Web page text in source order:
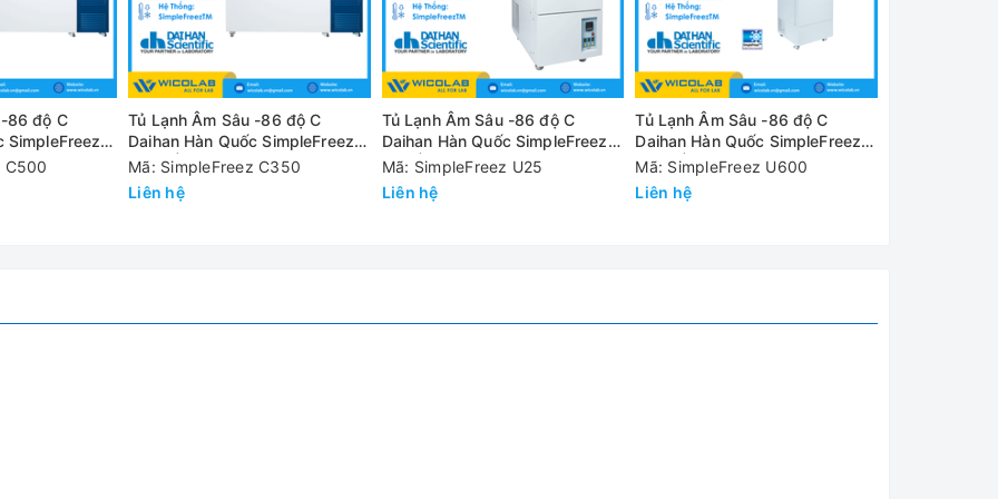
nén
bên trong đảm bảo rã đông xung quanh bề mặt bên ngoài.
động
điều khiển Smart-LabTM)
86 độ C
SimpleFreez
Ngang
C500
Tủ Lạnh Âm Sâu -86 độ C
Daihan Hàn Quốc SimpleFreez
C350 | 350 Lít - Kiểu Ngang
Mã: SimpleFreez C350
Liên hệ
Tủ Lạnh Âm Sâu -86 độ C
Daihan Hàn Quốc SimpleFreez
U25 | 25 Lít - Kiểu Đứng
Mã: SimpleFreez U25
Liên hệ
Tủ Lạnh Âm Sâu -86 độ C
Daihan Hàn Quốc SimpleFreez
U600 | 714 Lít - Kiểu Đứng
Mã: SimpleFreez U600
Liên hệ